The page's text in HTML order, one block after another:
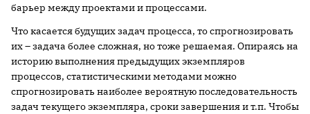
барьер между проектами и процессами.
Что касается будущих задач процесса, то спрогнозировать
их – задача более сложная, но тоже решаемая. Опираясь на
историю выполнения предыдущих экземпляров
процессов, статистическими методами можно
спрогнозировать наиболее вероятную последовательность
задач текущего экземпляра, сроки завершения и т.п. Чтобы